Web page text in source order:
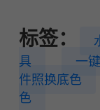
标签：
具
一
件照换底色
色